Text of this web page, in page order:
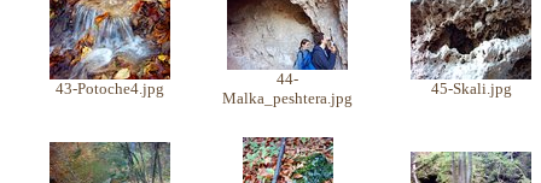
43-Potoche4.jpg
44-
Malka_peshtera.jpg
45-Skali.jpg